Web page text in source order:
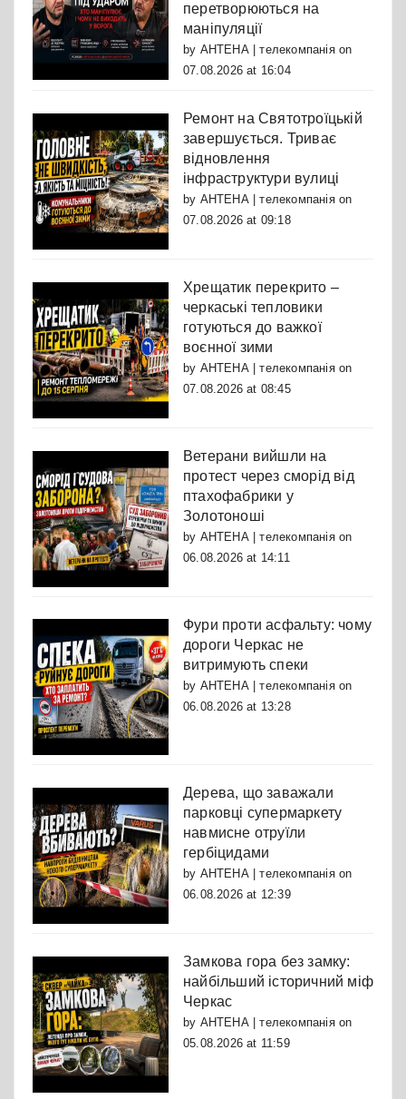
перетворюються на
маніпуляції
by АНТЕНА | телекомпаніяon
07.08.2026 at 16:04
Ремонт на Святотроїцькій
завершується. Триває
відновлення
інфраструктури вулиці
by АНТЕНА | телекомпаніяon
07.08.2026 at 09:18
Хрещатик перекрито –
черкаські тепловики
готуються до важкої
воєнної зими
by АНТЕНА | телекомпаніяon
07.08.2026 at 08:45
Ветерани вийшли на
протест через сморід від
птахофабрики у
Золотоноші
by АНТЕНА | телекомпаніяon
06.08.2026 at 14:11
Фури проти асфальту: чому
дороги Черкас не
витримують спеки
by АНТЕНА | телекомпаніяon
06.08.2026 at 13:28
Дерева, що заважали
парковці супермаркету
навмисне отруїли
гербіцидами
by АНТЕНА | телекомпаніяon
06.08.2026 at 12:39
Замкова гора без замку:
найбільший історичний міф
Черкас
by АНТЕНА | телекомпаніяon
05.08.2026 at 11:59